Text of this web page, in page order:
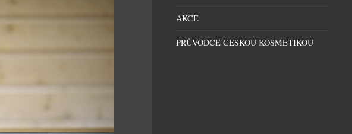
AKCE
PRŮVODCE ČESKOU KOSMETIKOU